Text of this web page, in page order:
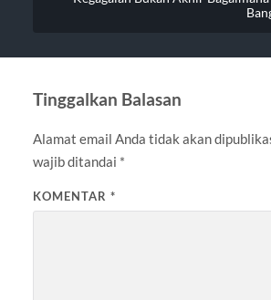
Tinggalkan Balasan
Alamat email Anda tidak akan
wajib ditandai *
KOMENTAR *